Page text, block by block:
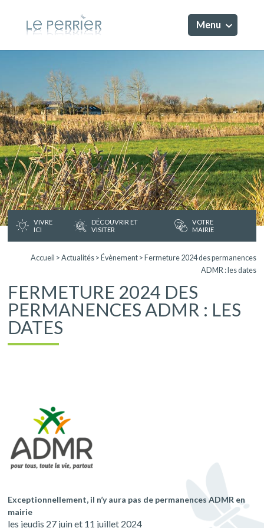
Menu
VIVRE
ICI
DÉCOUVRIR ET
VISITER
VOTRE
MAIRIE
Accueil > Actualités> Évènement> Fermeture 2024 des permanences
ADMR : les dates
FERMETURE 2024 DES
PERMANENCES ADMR : LES
DATES
Exceptionnellement, il n’y aura pas de permanences ADMR en
mairie
les jeudis 27 juin et 11 juillet 2024